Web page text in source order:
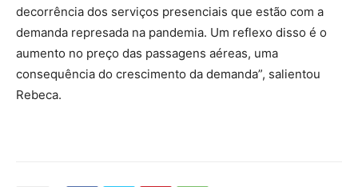
decorrência dos serviços presenciais que estão com a
demanda represada na pandemia. Um reflexo disso é o
aumento no preço das passagens aéreas, uma
consequência do crescimento da demanda”, salientou
Rebeca.